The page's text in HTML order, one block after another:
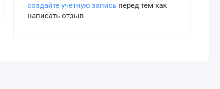
создайте учетную записьперед тем как
написать отзыв